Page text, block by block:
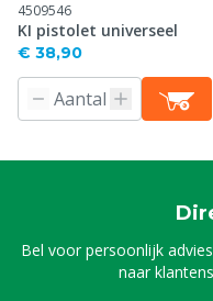
4509546
KI pistolet universeel
€ 38,90
Bel voor persoonlijk
naar